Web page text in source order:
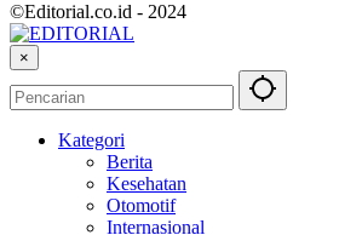
©Editorial.co.id - 2024
×
Kategori
Berita
Kesehatan
Otomotif
Internasional